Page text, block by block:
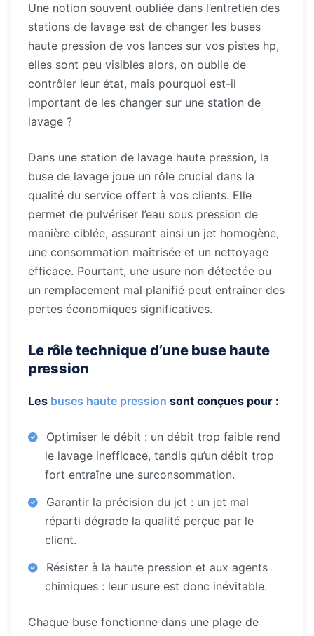
Une notion souvent oubliée dans l’entretien des
stations de lavage est de changer les buses
haute pression de vos lances sur vos pistes hp,
elles sont peu visibles alors, on oublie de
contrôler leur état, mais pourquoi est-il
important de les changer sur une station de
lavage ?
Dans une station de lavage haute pression, la
buse de lavage joue un rôle crucial dans la
qualité du service offert à vos clients. Elle
permet de pulvériser l’eau sous pression de
manière ciblée, assurant ainsi un jet homogène,
une consommation maîtrisée et un nettoyage
efficace. Pourtant, une usure non détectée ou
un remplacement mal planifié peut entraîner des
pertes économiques significatives.
Le rôle technique d’une buse haute
pression
Les buses haute pression sont conçues pour :
Optimiser le débit : un débit trop faible rend
le lavage inefficace, tandis qu’un débit trop
fort entraîne une surconsommation.
Garantir la précision du jet : un jet mal
réparti dégrade la qualité perçue par le
client.
Résister à la haute pression et aux agents
chimiques : leur usure est donc inévitable.
Chaque buse fonctionne dans une plage de